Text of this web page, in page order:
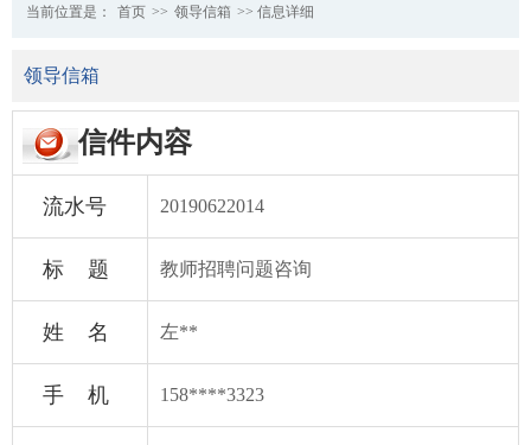
当前位置是： 首页 >> 领导信箱 >> 信息详细
领导信箱
信件内容
流水号 20190622014
标 题 教师招聘问题咨询
姓 名 左**
手 机 158****3323